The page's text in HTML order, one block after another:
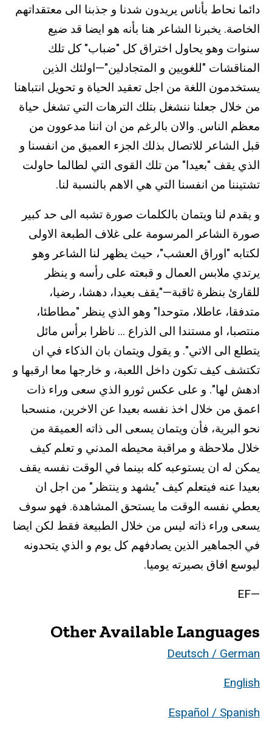
دائما نحاط بأناس يريدون شدنا و جذبنا الى معتقداتهم
الخاصة. يخبرنا الشاعر هنا بأنه هو ايضا قد ضيع
سنوات وهو يحاول اختراق كل "ضباب" كل تلك
المناقشات "للغويين و المتجادلين"—اولئك الذين
يستخدمون اللغة من اجل تعقيد الحياة و تحويل انتباهنا
من خلال جعلنا ننشغل بتلك الترهات التي تشغل حياة
معظم الناس. والان بالرغم من ان اننا مدعوون من
قبل الشاعر للاتصال بذلك الجزء العميق من انفسنا و
الذي يقف "بعيدا" من تلك القوى التي لطالما حاولت
تشتيننا من انفسنا التي هي الاهم بالنسبة لنا.
و يقدم لنا ويتمان بالكلمات صورة تشبه الى حد كبير
صورة الشاعر المرسومة على غلاف الطبعة الاولى
لكتابه "اوراق العشب"، حيث يظهر لنا الشاعر وهو
يرتدي ملابس العمال و قبعته على رأسه و ينظر
للقارئ بنظرة ثاقبة—"يقف بعيدا، دهشا، رضيا،
متدفقا، عاطلا، متوحدا" وهو الذي ينظر "مطاطئا،
منتصبا، او مستندا الى الذراع ... ناظرا برأس مائل
يتطلع الى الاتي". و يقول ويتمان بان الذكاء في ان
تكتشف كيف تكون داخل اللعبة، و خارجها معا ارقبها و
ادهش لها". و على عكس ثورو الذي سعى وراء ذات
اعمق من خلال اخذ نفسه بعيدا عن الاخرين، منسحبا
نحو البرية، فأن ويتمان يسعى الى ذاته العميقة من
خلال ملاحظة و مراقبة محيطه المدني و تعلم كيف
يمكن له ان يستوعبه كله بينما في الوقت نفسه يقف
بعيدا عنه فيتعلم كيف "يشهد و ينتظر" من اجل ان
يعطي نفسه الوقت ما يستحق المشاهدة. فهو سوف
يسعى وراء ذاته ليس من خلال الطبيعة فقط لكن ايضا
في الجماهير الذين يصادفهم كل يوم و الذي يتحدونه
ليوسع افاق بصيرته يوميا.
—EF
Other Available Languages
Deutsch / German
English
Español / Spanish